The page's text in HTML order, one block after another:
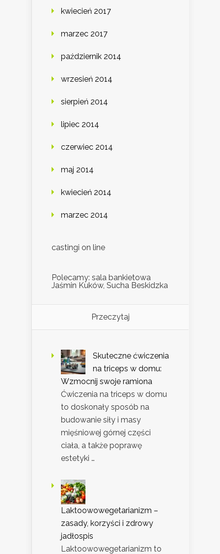
kwiecień 2017
marzec 2017
październik 2014
wrzesień 2014
sierpień 2014
lipiec 2014
czerwiec 2014
maj 2014
kwiecień 2014
marzec 2014
castingi on line
Polecamy: sala bankietowa
Jaśmin Kuków, Sucha Beskidzka
Przeczytaj
Skuteczne ćwiczenia
na triceps w domu:
Wzmocnij swoje ramiona
Ćwiczenia na triceps w domu
to doskonały sposób na
budowanie siły i masy
mięśniowej górnej części
ciała, a także poprawę
estetyki …
Laktoowowegetarianizm –
zasady, korzyści i zdrowy
jadłospis
Laktoowowegetarianizm to